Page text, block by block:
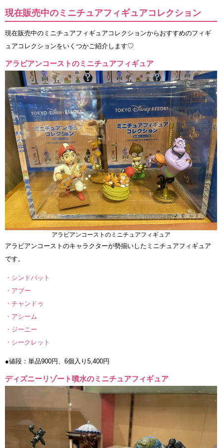
現在販売中のミニチュアフィギュアコレクション
現在販売中のミニチュアフィギュアコレクションからおすすめのフィギ
ュアコレクションをいくつかご紹介します♡
アラビアンコーストのミニチュアフィギュア
アラビアンコーストのミニチュアフィギュア
アラビアンコーストのキャラクターが勢揃いしたミニチュアフィギュア
です。
・シンドバット
・アブー
・チャンドゥ
・アシーム
・ジーニー
・シークレット
●値段：単品900円、6個入り5,400円
ディズニーリゾート噴水のミニチュアフィギュア